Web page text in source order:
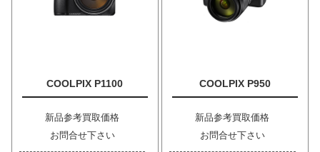
COOLPIX P1100
新品参考買取価格
お問合せ下さい
COOLPIX P950
新品参考買取価格
お問合せ下さい